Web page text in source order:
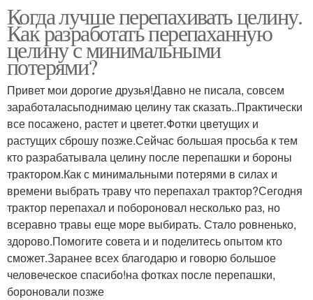
Когда лучше перепахивать целину.
Как разработать перепаханную
целину с минимальными
потерями?
Привет мои дорогие друзья!Давно не писала, совсем
заработаласьподнимаю целину так сказать..Практически
все посажено, растет и цветет.Фотки цветущих и
растущих сброшу позже.Сейчас большая просьба к тем
кто разрабатывала целину после перепашки и бороны
трактором.Как с минимальными потерями в силах и
времени выбрать траву что перепахал трактор?Сегодня
трактор перепахал и побороновал несколько раз, но
всеравно травы еще море выбирать. Стало ровненько,
здорово.Помогите совета и и поделитесь опытом кто
сможет.Заранее всех благодарю и говорю большое
человеческое спасибо!на фотках после перепашки,
бороновали позже